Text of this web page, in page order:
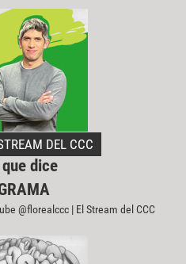
DEL CCC
dice
@florealccc | El Stream del CCC